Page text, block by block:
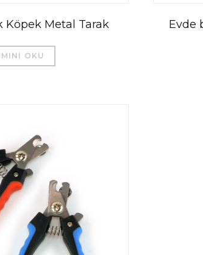
Köpek Metal Tarak
OKU
Evde